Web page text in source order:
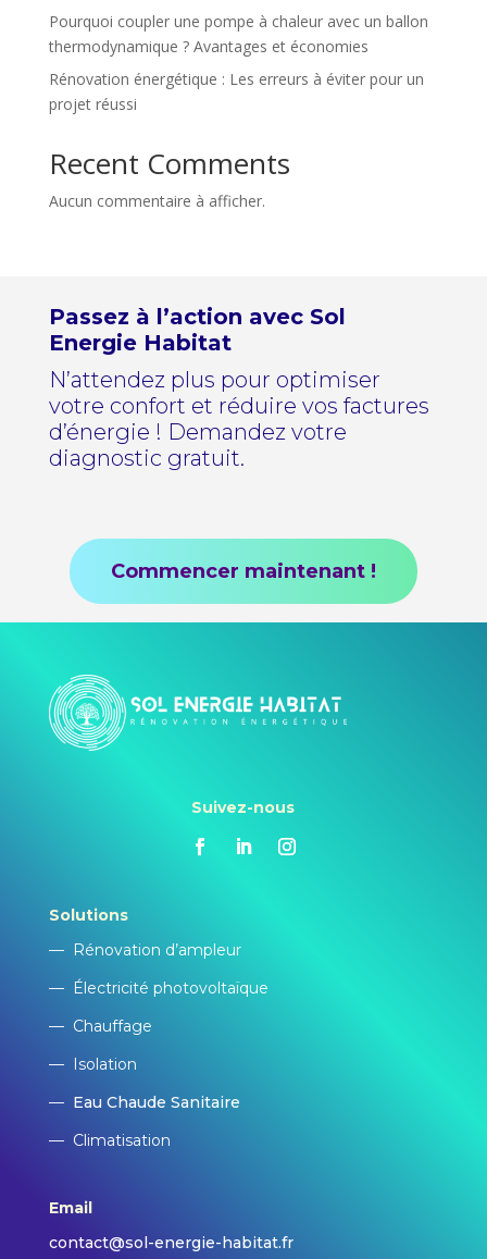
Pourquoi coupler une pompe à chaleur avec un ballon
thermodynamique ? Avantages et économies
Rénovation énergétique : Les erreurs à éviter pour un
projet réussi
Recent Comments
Aucun commentaire à afficher.
Passez à l’action avec Sol
Energie Habitat
N’attendez plus pour optimiser
votre confort et réduire vos factures
d’énergie ! Demandez votre
diagnostic gratuit.
Commencer maintenant !
Suivez-nous
Solutions
—
Rénovation d’ampleur
—
Électricité photovoltaïque
— Chauffage
—
Isolation
— Eau Chaude Sanitaire
— Climatisation
Email
contact@sol-energie-habitat.fr